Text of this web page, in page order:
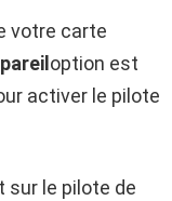
votre carte
option est
activer le pilote
sur le pilote de